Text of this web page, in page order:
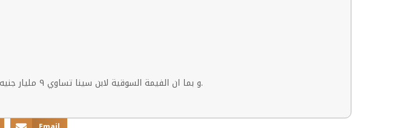
و بما ان الفيمة السوقية لابن سينا تساوي ٩ مليار جنيه حاليا، فإن مضاعف ربحية ٢٠٢٦ = ٤.٥ مرة و هو اقل من مضاعف ربحية شركة لا تنمو مطلقا الي الأبد.